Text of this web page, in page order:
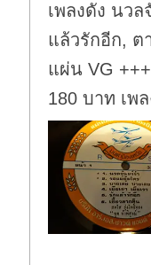
เพลงดัง นว
แล้วรักอีก, ต
แผ่น VG
180 บาท เพ